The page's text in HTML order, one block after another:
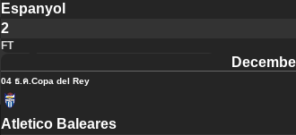
Espanyol
2
FT
04 ธ.ค.Copa del Rey
Atletico Baleares